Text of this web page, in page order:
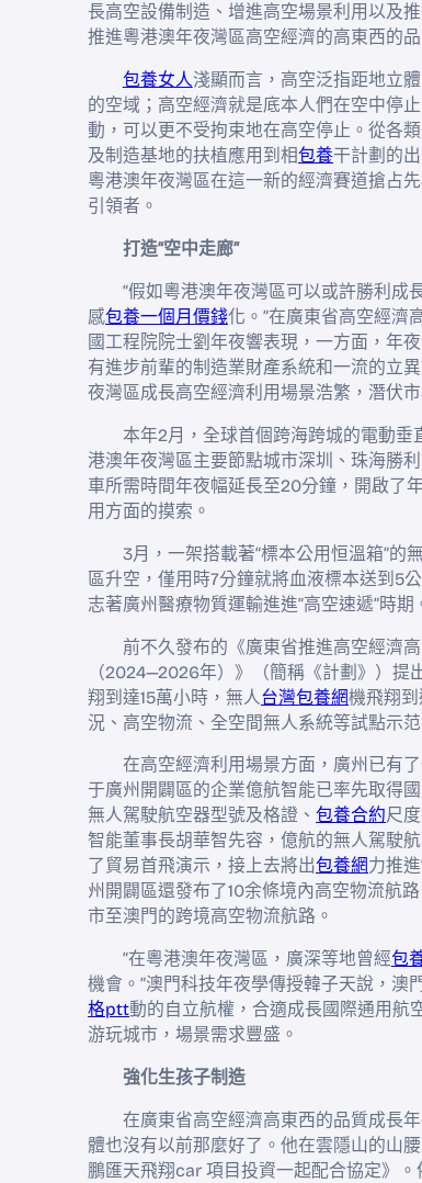
長高空設備制造、增進高空場景利用以及
推進粵港澳年夜灣區高空經濟的高東西的品
包養女人淺顯而言，高空泛指距地立
的空域；高空經濟就是底本人們在空中停
動，可以更不受拘束地在高空停止。從各
及制造基地的扶植應用到相包養干計劃的
粵港澳年夜灣區在這一新的經濟賽道搶占
引領者。
打造“空中走廊”
“假如粵港澳年夜灣區可以或許勝利成
感包養一個月價錢化。”在廣東省高空經濟
國工程院院士劉年夜響表現，一方面，年
有進步前輩的制造業財產系統和一流的立
夜灣區成長高空經濟利用場景浩繁，潛伏
本年2月，全球首個跨海跨城的電動垂
港澳年夜灣區主要節點城市深圳、珠海勝
車所需時間年夜幅延長至20分鐘，開啟了
用方面的摸索。
3月，一架搭載著“標本公用恒溫箱”的
區升空，僅用時7分鐘就將血液標本送到5
志著廣州醫療物質運輸進進“高空速遞”時期
前不久發布的《廣東省推進高空經濟
（2024—2026年）》（簡稱《計劃》）提
翔到達15萬小時，無人台灣包養網機飛翔
況、高空物流、全空間無人系統等試點示
在高空經濟利用場景方面，廣州已有
于廣州開闢區的企業億航智能已率先取得
無人駕駛航空器型號及格證、 包養合約尺
智能董事長胡華智先容，億航的無人駕駛
了貿易首飛演示，接上去將出包養網力推
州開闢區還發布了10余條境內高空物流航
市至澳門的跨境高空物流航路。
“在粵港澳年夜灣區，廣深等地曾經包
機會。”澳門科技年夜學傳授韓子天說，澳
格ptt動的自立航權，合適成長國際通用航
游玩城市，場景需求豐盛。
強化生孩子制造
在廣東省高空經濟高東西的品質成長
體也沒有以前那麼好了。他在雲隱山的山
鵬匯天飛翔car 項目投資一起配合協定》